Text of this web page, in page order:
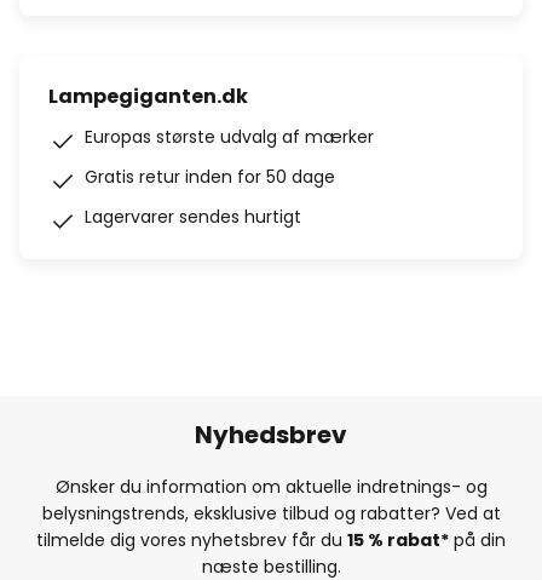
Lampegiganten.dk
Europas største udvalg af mærker
Gratis retur inden for 50 dage
Lagervarer sendes hurtigt
Nyhedsbrev
Ønsker du information om aktuelle indretnings- og
belysningstrends, eksklusive tilbud og rabatter? Ved at
tilmelde dig vores nyhetsbrev får du 15 % rabat* på din
næste bestilling.